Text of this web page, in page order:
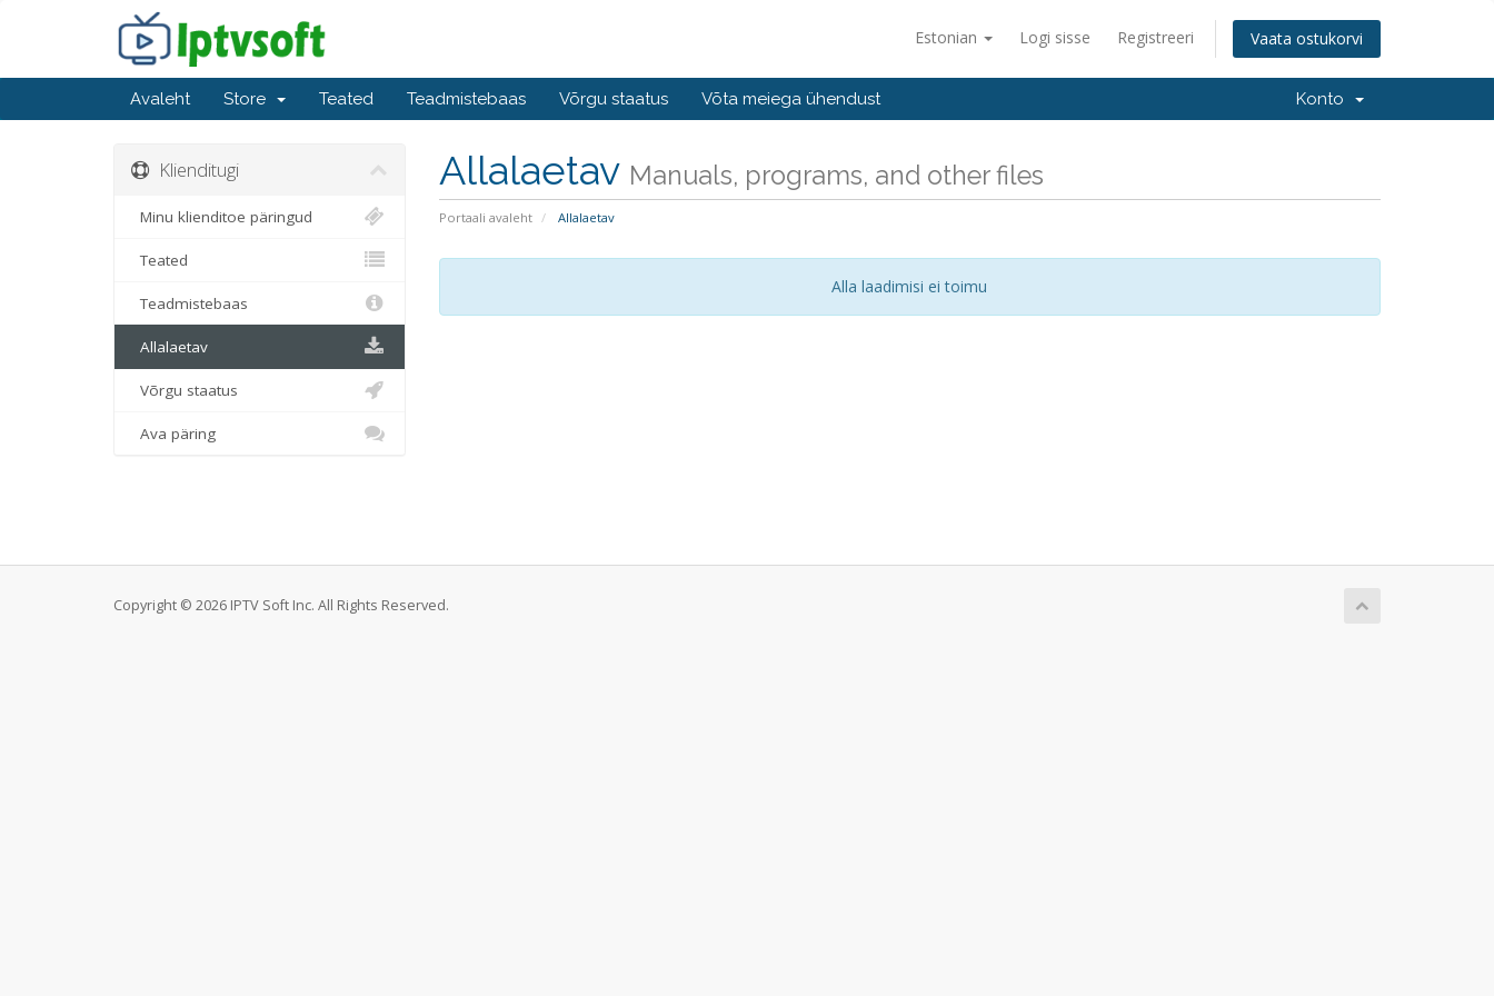
Estonian Logi sisse Registreeri Vaata ostukorvi
Avaleht Store Teated Teadmistebaas Võrgu staatus Võta meiega ühendust Konto
Allalaetav Manuals, programs, and other files
Portaali avaleht Allalaetav
Alla laadimisi ei toimu
Klienditugi
Minu klienditoe päringud
Teated
Teadmistebaas
Allalaetav
Võrgu staatus
Ava päring
Copyright © 2026 IPTV Soft Inc. All Rights Reserved.